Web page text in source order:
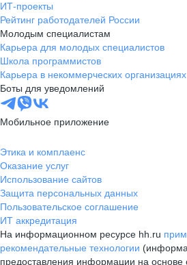
ИТ-проекты
Рейтинг работодателей России
Молодым специалистам
Карьера для молодых специалистов
Школа программистов
Карьера в некоммерческих организациях
Боты для уведомлений
Мобильное приложение
Этика и комплаенс
Оказание услуг
Использование сайтов
Защита персональных данных
Пользовательское соглашение
ИТ аккредитация
На информационном ресурсе hh.ru
рекомендательные технологии
предоставления информации на основе